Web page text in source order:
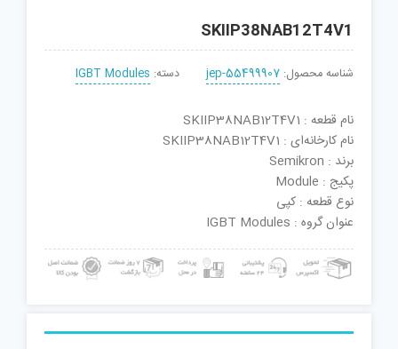
SKIIP38NAB12T4V1
شناسه محصول: jep-55499907 دسته: IGBT Modules
نام قطعه : SKIIP38NAB12T4V1
نام کارخانه‌ای : SKIIP38NAB12T4V1
برند : Semikron
پکیج : Module
نوع قطعه : کپی
عنوان گروه : IGBT Modules